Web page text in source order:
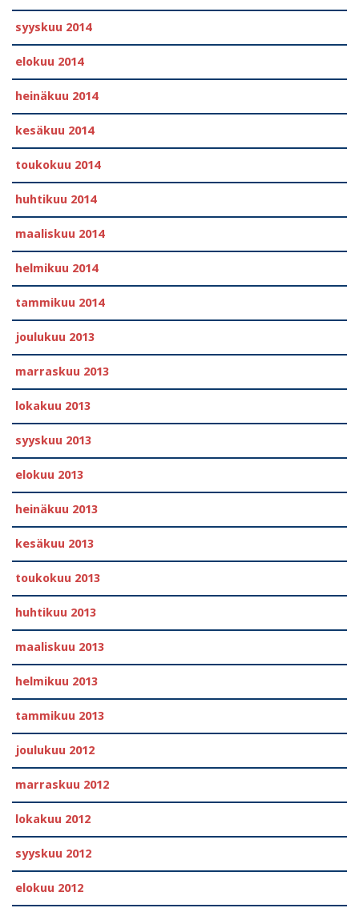
syyskuu 2014
elokuu 2014
heinäkuu 2014
kesäkuu 2014
toukokuu 2014
huhtikuu 2014
maaliskuu 2014
helmikuu 2014
tammikuu 2014
joulukuu 2013
marraskuu 2013
lokakuu 2013
syyskuu 2013
elokuu 2013
heinäkuu 2013
kesäkuu 2013
toukokuu 2013
huhtikuu 2013
maaliskuu 2013
helmikuu 2013
tammikuu 2013
joulukuu 2012
marraskuu 2012
lokakuu 2012
syyskuu 2012
elokuu 2012